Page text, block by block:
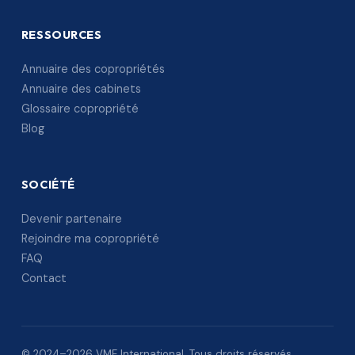
RESSOURCES
Annuaire des copropriétés
Annuaire des cabinets
Glossaire copropriété
Blog
SOCIÉTÉ
Devenir partenaire
Rejoindre ma copropriété
FAQ
Contact